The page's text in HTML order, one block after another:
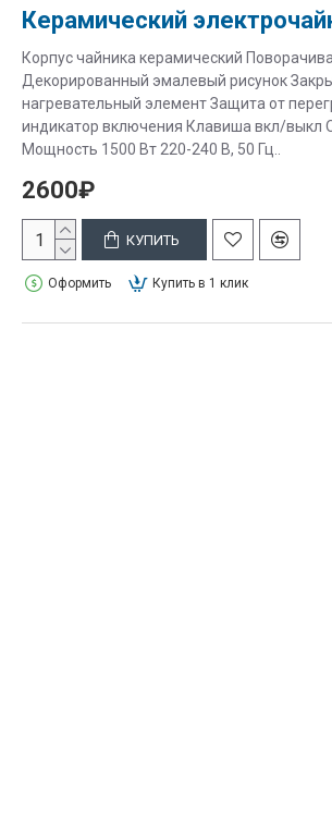
Корпус чайника керамический
Декорированный эмалевый рисунок
нагревательный элемент Защита от
индикатор включения Клавиша вкл/выкл
Мощность 1500 Вт 220-240 В, 50 Гц..
2600₽
КУПИТЬ
Оформить Купить в 1 клик